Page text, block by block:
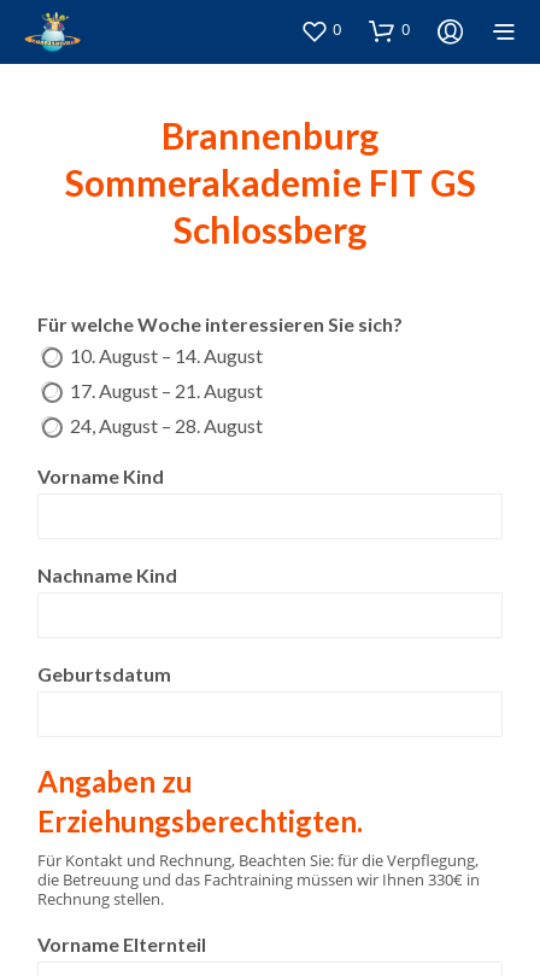
0 0
Brannenburg
Sommerakademie FIT GS
Schlossberg
Für welche Woche interessieren Sie sich?
10. August – 14. August
17. August – 21. August
24, August – 28. August
Vorname Kind
Nachname Kind
Geburtsdatum
Angaben zu
Erziehungsberechtigten.
Für Kontakt und Rechnung, Beachten Sie: für die Verpflegung,
die Betreuung und das Fachtraining müssen wir Ihnen 330€ in
Rechnung stellen.
Vorname Elternteil